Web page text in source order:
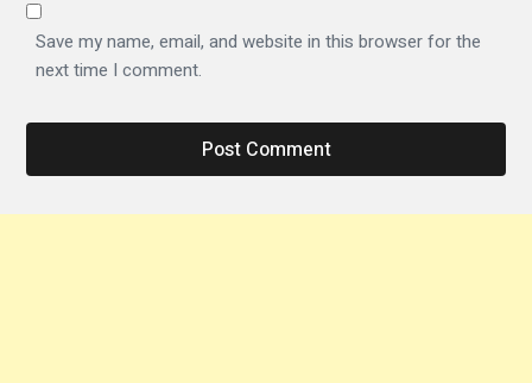
Save my name, email, and website in this browser for the
next time I comment.